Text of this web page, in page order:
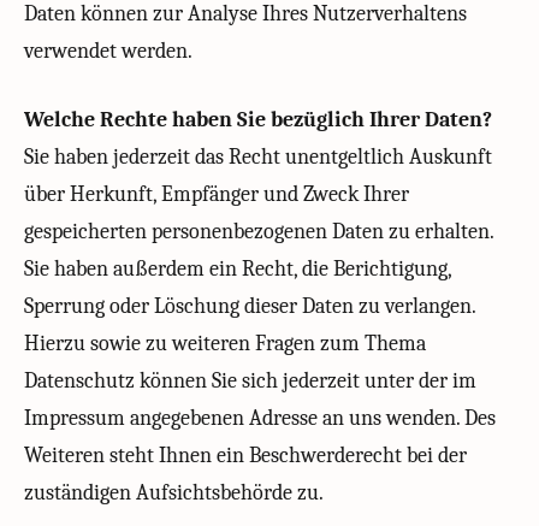
Daten können zur Analyse Ihres Nutzerverhaltens
verwendet werden.
Welche Rechte haben Sie bezüglich Ihrer Daten?
Sie haben jederzeit das Recht unentgeltlich Auskunft
über Herkunft, Empfänger und Zweck Ihrer
gespeicherten personenbezogenen Daten zu erhalten.
Sie haben außerdem ein Recht, die Berichtigung,
Sperrung oder Löschung dieser Daten zu verlangen.
Hierzu sowie zu weiteren Fragen zum Thema
Datenschutz können Sie sich jederzeit unter der im
Impressum angegebenen Adresse an uns wenden. Des
Weiteren steht Ihnen ein Beschwerderecht bei der
zuständigen Aufsichtsbehörde zu.